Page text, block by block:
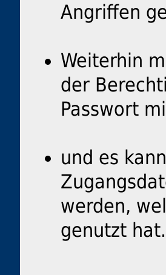
Angriffen
Weiterhin
der
Passwort
und es
werden,
genutzt hat.